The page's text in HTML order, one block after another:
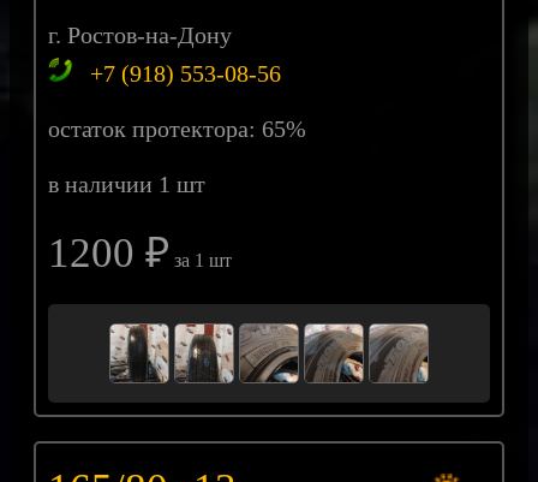
г. Ростов-на-Дону
+7 (918) 553-08-56
остаток протектора: 65%
в наличии 1 шт
1200 ₽ за 1 шт